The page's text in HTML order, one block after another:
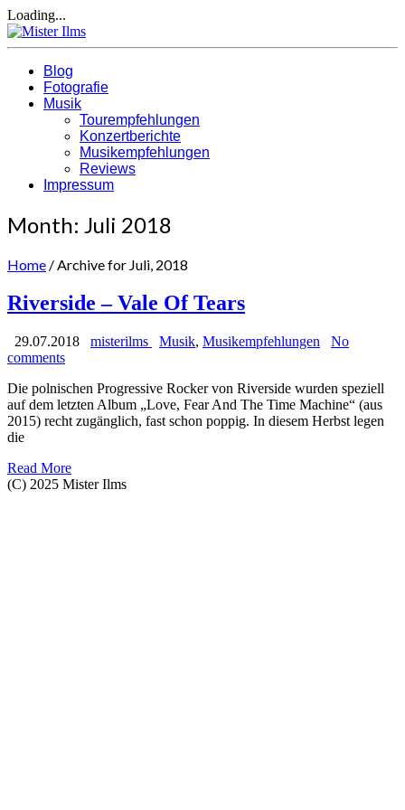
Loading...
Blog
Fotografie
Musik
Tourempfehlungen
Konzertberichte
Musikempfehlungen
Reviews
Impressum
Month: Juli 2018
Home /Archive for Juli, 2018
Riverside – Vale Of Tears
29.07.2018 misterilms Musik, Musikempfehlungen
No
comments
Die polnischen Progressive Rocker von Riverside wurden speziell
auf dem letzten Album „Love, Fear And The Time Machine“ (aus
2015) recht zugänglich, fast schon poppig. In diesem Herbst legen
die
Read More
(C) 2025 Mister Ilms